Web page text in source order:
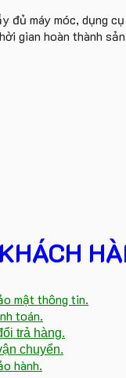
đủ máy móc, dụng
gian hoàn thành
mật thông tin.
toán.
trả hàng.
chuyển.
hành.